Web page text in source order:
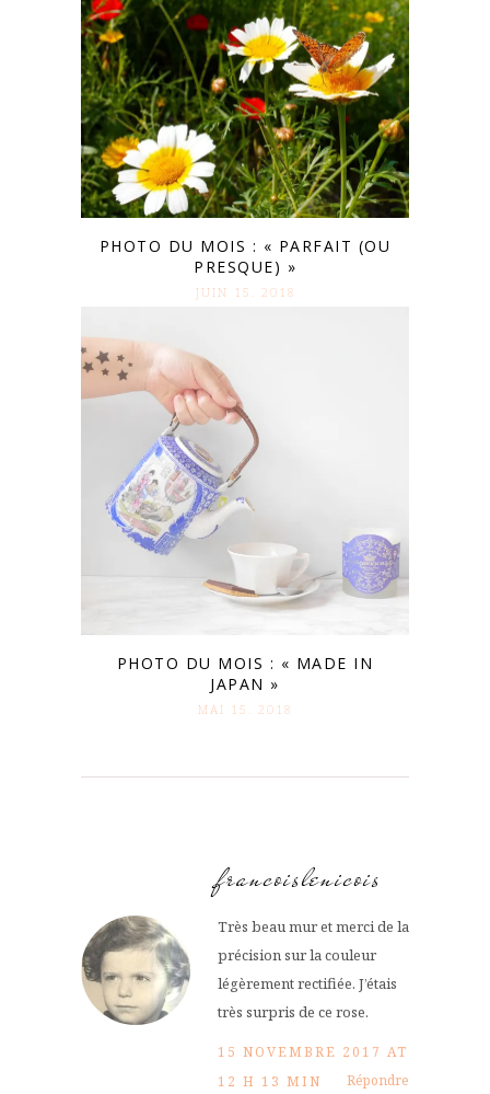
PHOTO DU MOIS : « PARFAIT (OU
PRESQUE) »
JUIN 15. 2018
PHOTO DU MOIS : « MADE IN
JAPAN »
MAI 15. 2018
francoislenicois
Très beau mur et merci de la
précision sur la couleur
légèrement rectifiée. J’étais
très surpris de ce rose.
15 NOVEMBRE 2017 AT
12 H 13 MIN
Répondre